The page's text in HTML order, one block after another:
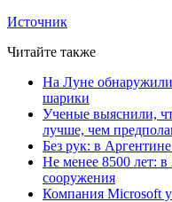
Источник
Читайте также
На Луне
шарики
Ученые выяснили,
лучше, чем
Без рук: в
Не менее 8500 лет:
сооружения
Компания Microsoft